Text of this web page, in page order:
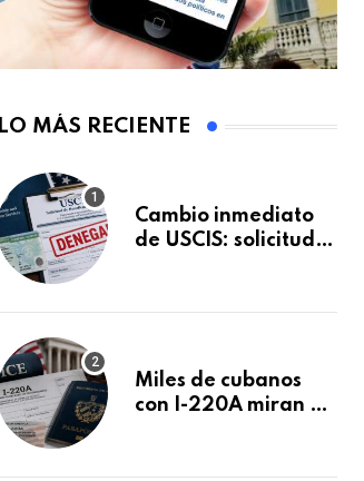
LO MÁS RECIENTE
Cambio inmediato
de USCIS: solicitudes
sin previo aviso
Miles de cubanos
con I-220A miran al